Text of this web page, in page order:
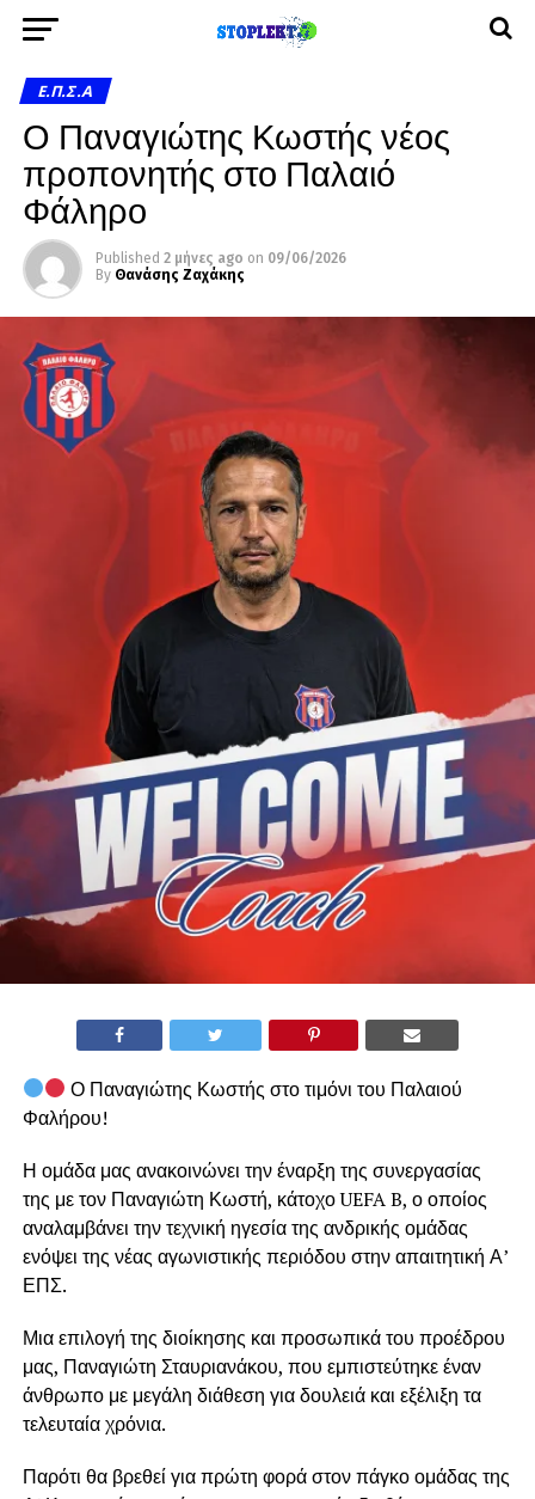
Ε.Π.Σ.Α
Ο Παναγιώτης Κωστής νέος
προπονητής στο Παλαιό
Φάληρο
Published 2 μήνες ago on 09/06/2026
By Θανάσης Ζαχάκης
Ο Παναγιώτης Κωστής στο τιμόνι του Παλαιού
Φαλήρου!
Η ομάδα μας ανακοινώνει την έναρξη της συνεργασίας
της με τον Παναγιώτη Κωστή, κάτοχο UEFA B, ο οποίος
αναλαμβάνει την τεχνική ηγεσία της ανδρικής ομάδας
ενόψει της νέας αγωνιστικής περιόδου στην απαιτητική Α’
ΕΠΣ.
Μια επιλογή της διοίκησης και προσωπικά του προέδρου
μας, Παναγιώτη Σταυριανάκου, που εμπιστεύτηκε έναν
άνθρωπο με μεγάλη διάθεση για δουλειά και εξέλιξη τα
τελευταία χρόνια.
Παρότι θα βρεθεί για πρώτη φορά στον πάγκο ομάδας της